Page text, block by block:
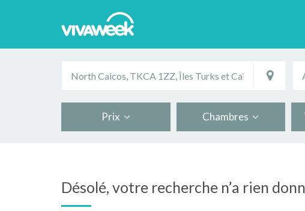
Prix Chambres
Désolé, votre recherche n’a rien